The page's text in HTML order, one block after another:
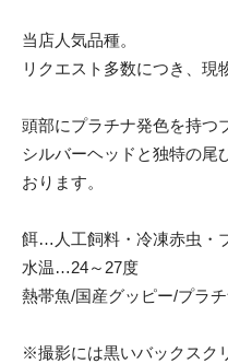
当店人気品種。
リクエスト多数につき、現
頭部にプラチナ発色を持つ
シルバーヘッドと独特の尾
おります。
餌…人工飼料・冷凍赤虫・
水温…24～27度
熱帯魚/国産グッピー/プラ
※撮影には黒いバックスク